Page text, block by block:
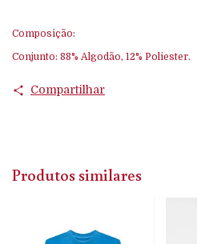
Composição:
Conjunto: 88% Algodão, 12% Poliester.
Compartilhar
Produtos similares